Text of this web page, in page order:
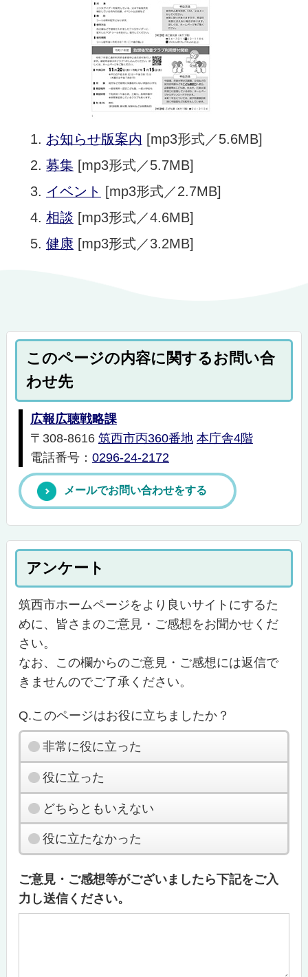
お知らせ版案内 [mp3形式／5.6MB]
募集 [mp3形式／5.7MB]
イベント
[mp3形式／2.7MB]
相談 [mp3形式／4.6MB]
健康 [mp3形式／3.2MB]
このページの内容に関するお問い合
わせ先
広報広聴戦略課
〒308-8616 筑西市丙360番地 本庁舎4階
電話番号： 0296-24-2172
メールでお問い合わせをする
アンケート
筑西市ホームページをより良いサイトにするた
めに、皆さまのご意見・ご感想をお聞かせくだ
さい。
なお、この欄からのご意見・ご感想には返信で
きませんのでご了承ください。
Q.このページはお役に立ちましたか？
非常に役に立った
役に立った
どちらともいえない
役に立たなかった
ご意見・ご感想等がございましたら下記をご入
力し送信ください。